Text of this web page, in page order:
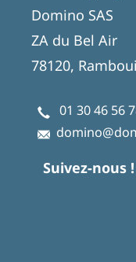
Domino SAS
ZA du Bel Air
78120,
01 30 46 56
Suivez-nous !